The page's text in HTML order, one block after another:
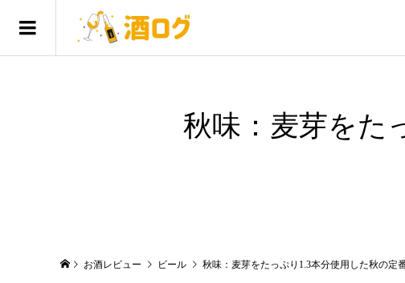
秋味：麦芽をた
お酒レビュー ビール 秋味：麦芽をたっぷり1.3本分使用した秋の定